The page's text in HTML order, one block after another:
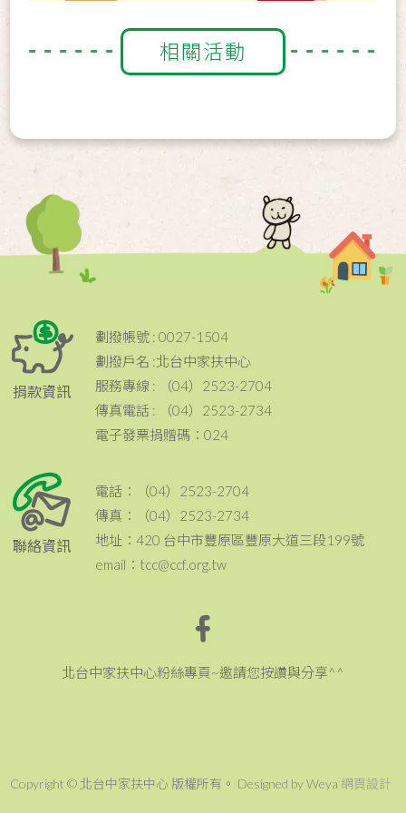
相關活動
捐款資訊
劃撥帳號 : 0027-1504
劃撥戶名 :北台中家扶中心
服務專線 : （04）2523-2704
傳真電話 : （04）2523-2734
電子發票捐贈碼：024
聯絡資訊
電話：（04）2523-2704
傳真：（04）2523-2734
地址：420 台中市豐原區豐原大道三段199號
email：tcc@ccf.org.tw
北台中家扶中心粉絲專頁~邀請您按讚與分享^^
Copyright © 北台中家扶中心 版權所有。 Designed by Weya 網頁設計